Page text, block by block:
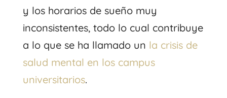
y los horarios de sueño muy
inconsistentes, todo lo cual contribuye
a lo que se ha llamado un la crisis de
salud mental en los campus
universitarios.